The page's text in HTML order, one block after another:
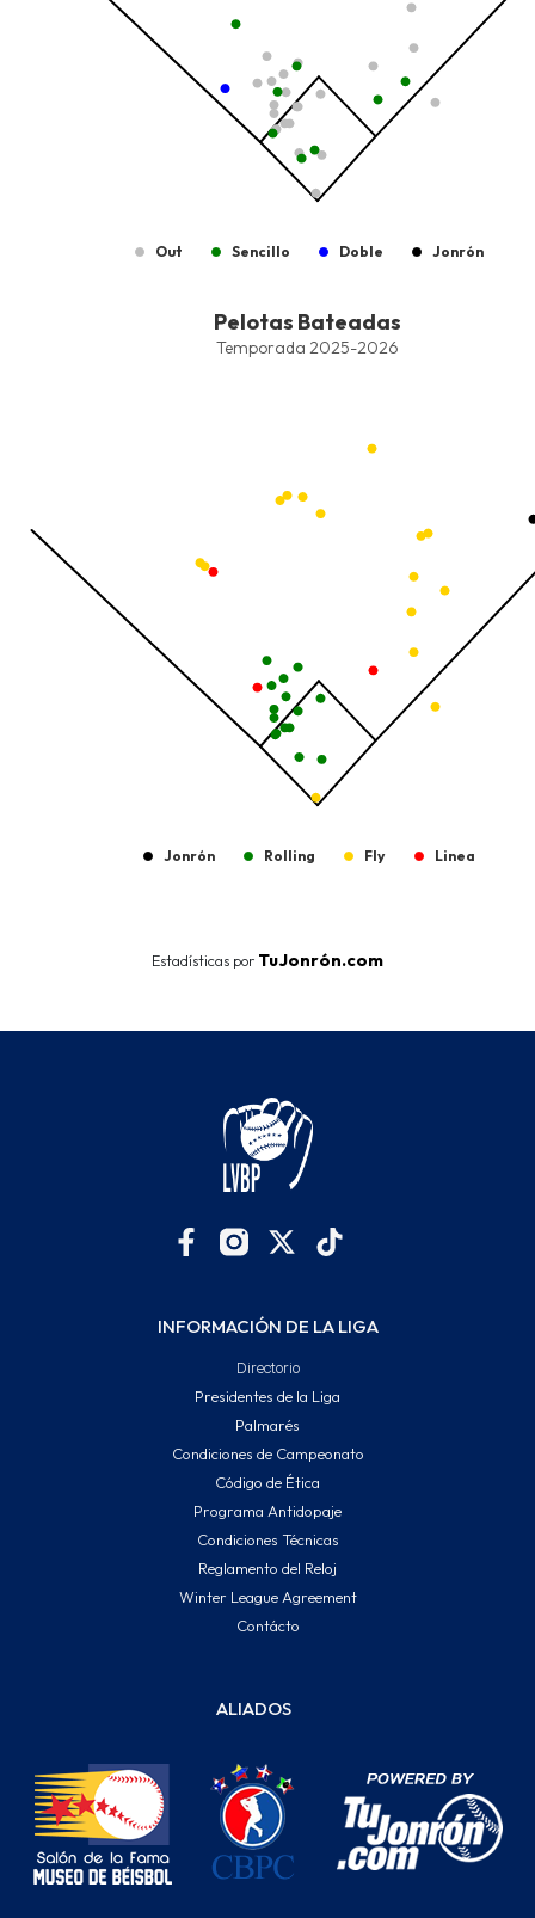
Out Sencillo Doble Jonrón
Combination chart with 8 data series.
The chart has 1 X axis displaying values. Data ranges from -
Pelotas Bateadas
Temporada 2025-2026
Jonrón Rolling Fly Linea
Estadísticas por TuJonrón.com
INFORMACIÓN DE LA LIGA
Directorio
Presidentes de la Liga
Palmarés
Condiciones de Campeonato
Código de Ética
Programa Antidopaje
Condiciones Técnicas
Reglamento del Reloj
Winter League Agreement
Contácto
ALIADOS